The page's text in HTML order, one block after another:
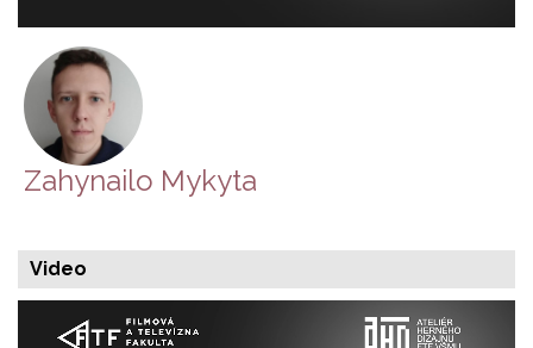
Zahynailo Mykyta
Video